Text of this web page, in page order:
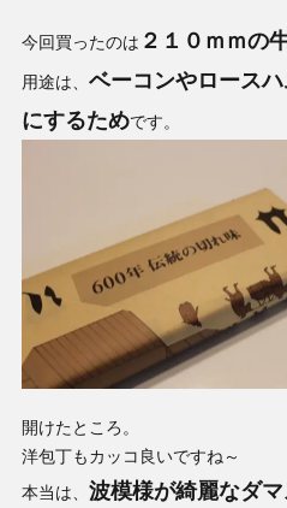
今回買ったのは ２１０ｍｍの
用途は、 ベーコンやロース
にするためです。
開けたところ。
洋包丁もカッコ良いですね～
本当は、 波模様が綺麗なダ